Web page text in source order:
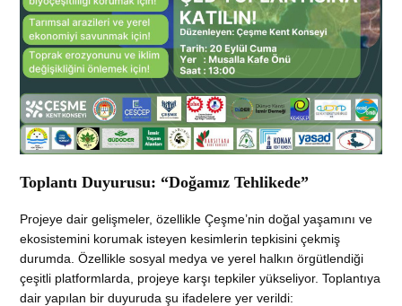
Toplantı Duyurusu: “Doğamız Tehlikede”
Projeye dair gelişmeler, özellikle Çeşme’nin doğal yaşamını ve
ekosistemini korumak isteyen kesimlerin tepkisini çekmiş
durumda. Özellikle sosyal medya ve yerel halkın örgütlendiği
çeşitli platformlarda, projeye karşı tepkiler yükseliyor. Toplantıya
dair yapılan bir duyuruda şu ifadelere yer verildi: